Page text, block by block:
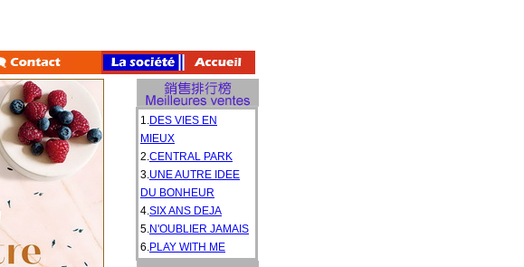
1.DES VIES EN
MIEUX
2.CENTRAL PARK
3.UNE AUTRE IDEE
DU BONHEUR
4.SIX ANS DEJA
5.N'OUBLIER JAMAIS
6.PLAY WITH ME